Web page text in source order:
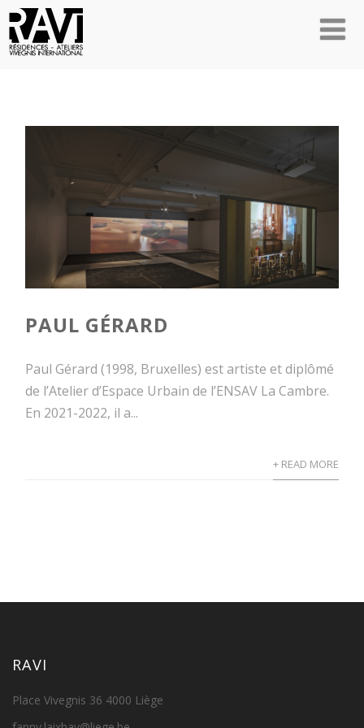
PAUL GÉRARD
Paul Gérard (1998, Bruxelles) est artiste et diplômé
de l’Atelier d’Espace Urbain de l’ENSAV La Cambre.
En 2021-2022, il a...
+ READ MORE
RAVI
Place Vivegnis 36 4000 Liège